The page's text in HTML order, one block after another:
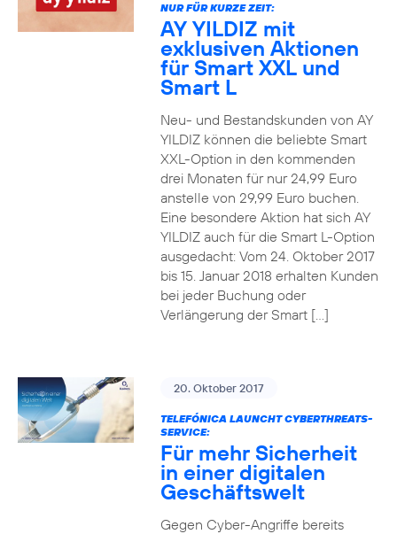
NUR FÜR KURZE ZEIT:
AY YILDIZ mit
exklusiven Aktionen
für Smart XXL und
Smart L
Neu- und Bestandskunden von AY
YILDIZ können die beliebte Smart
XXL-Option in den kommenden
drei Monaten für nur 24,99 Euro
anstelle von 29,99 Euro buchen.
Eine besondere Aktion hat sich AY
YILDIZ auch für die Smart L-Option
ausgedacht: Vom 24. Oktober 2017
bis 15. Januar 2018 erhalten Kunden
bei jeder Buchung oder
Verlängerung der Smart […]
20. Oktober 2017
TELEFÓNICA LAUNCHT CYBERTHREATS-
SERVICE:
Für mehr Sicherheit
in einer digitalen
Geschäftswelt
Gegen Cyber-Angriffe bereits